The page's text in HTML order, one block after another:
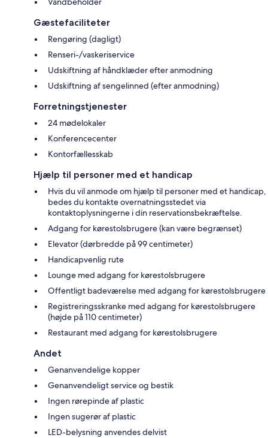
Gæstefaciliteter
Rengøring (dagligt)
Renseri-/vaskeriservice
Udskiftning af håndklæder efter anmodning
Udskiftning af sengelinned (efter anmodning)
Forretningstjenester
24 mødelokaler
Konferencecenter
Kontorfællesskab
Hjælp til personer med et handicap
Hvis du vil anmode om hjælp til personer med et handicap,
bedes du kontakte overnatningsstedet via
kontaktoplysningerne i din reservationsbekræftelse.
Adgang for kørestolsbrugere (kan være begrænset)
Elevator (dørbredde på 99 centimeter)
Handicapvenlig rute
Lounge med adgang for kørestolsbrugere
Offentligt badeværelse med adgang for kørestolsbrugere
Registreringsskranke med adgang for kørestolsbrugere
(højde på 110 centimeter)
Restaurant med adgang for kørestolsbrugere
Andet
Genanvendelige kopper
Genanvendeligt service og bestik
Ingen rørepinde af plastic
Ingen sugerør af plastic
LED-belysning anvendes delvist